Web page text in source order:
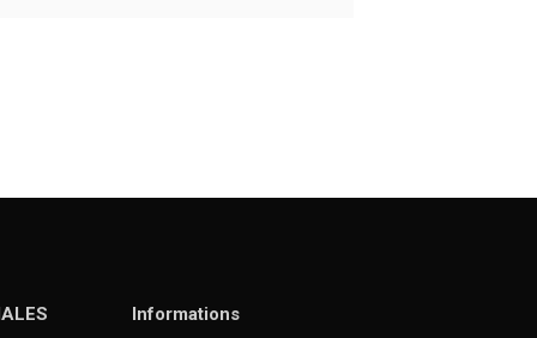
Informations